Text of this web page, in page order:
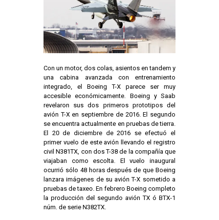
Con un motor, dos colas, asientos en tandem y
una cabina avanzada con entrenamiento
integrado, el Boeing T-X parece ser muy
accesible económicamente. Boeing y Saab
revelaron sus dos primeros prototipos del
avión T-X en septiembre de 2016. El segundo
se encuentra actualmente en pruebas de tierra.
El 20 de diciembre de 2016 se efectuó el
primer vuelo de este avión llevando el registro
civil N381TX, con dos T-38 de la compañía que
viajaban como escolta. El vuelo inaugural
ocurrió sólo 48 horas después de que Boeing
lanzara imágenes de su avión T-X sometido a
pruebas de taxeo. En febrero Boeing completo
la producción del segundo avión TX ó BTX-1
núm. de serie N382TX.